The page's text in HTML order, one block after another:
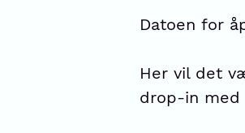
Datoen for
Her vil det
drop-in med